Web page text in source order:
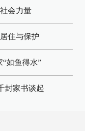
会力量
住与保护
如鱼得水”
封家书谈起